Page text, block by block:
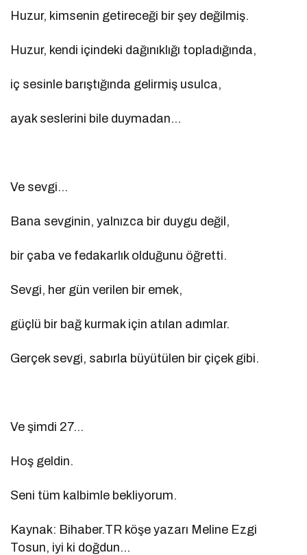
Huzur, kimsenin getireceği bir şey değilmiş.
Huzur, kendi içindeki dağınıklığı topladığında,
iç sesinle barıştığında gelirmiş usulca,
ayak seslerini bile duymadan…
Ve sevgi…
Bana sevginin, yalnızca bir duygu değil,
bir çaba ve fedakarlık olduğunu öğretti.
Sevgi, her gün verilen bir emek,
güçlü bir bağ kurmak için atılan adımlar.
Gerçek sevgi, sabırla büyütülen bir çiçek gibi.
Ve şimdi 27…
Hoş geldin.
Seni tüm kalbimle bekliyorum.
Kaynak: Bihaber.TR köşe yazarı Meline Ezgi
Tosun, iyi ki doğdun…